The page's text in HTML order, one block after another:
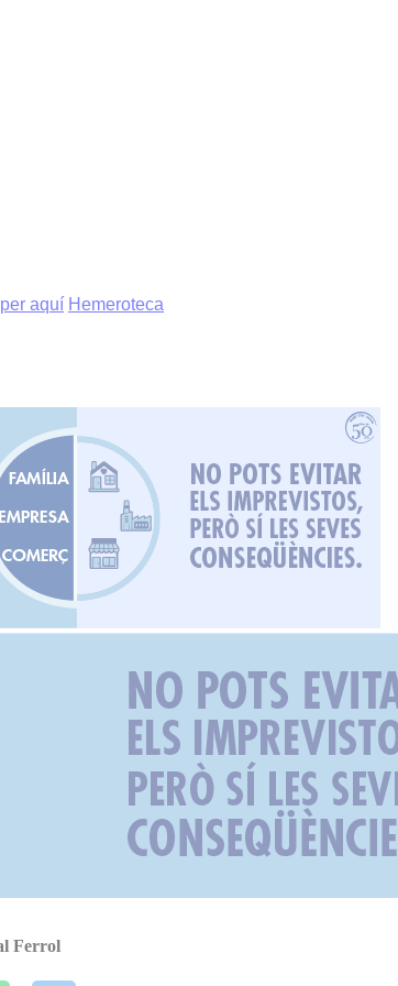
aquí Hemeroteca
Ferrol